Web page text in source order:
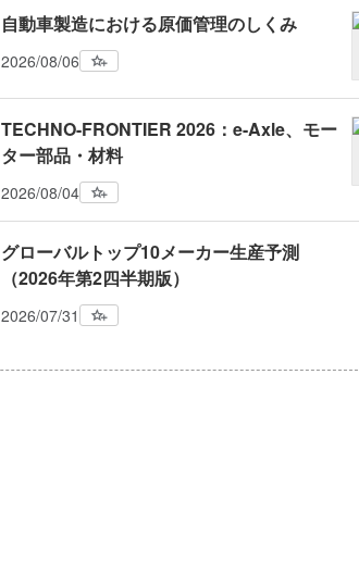
自動車製造における原価管理のしくみ
2026/08/06
TECHNO-FRONTIER 2026：e-Axle、モー
ター部品・材料
2026/08/04
グローバルトップ10メーカー生産予測
（2026年第2四半期版）
2026/07/31